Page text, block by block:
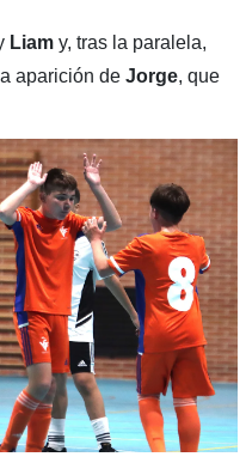
Liamy, tras la paralela,
aparición de Jorge, que